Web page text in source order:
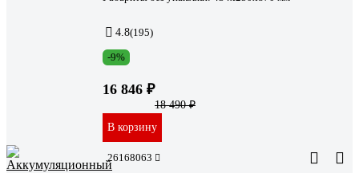
4.8(195)
-9%
16 846 ₽
18 490 ₽
В корзину
26168063